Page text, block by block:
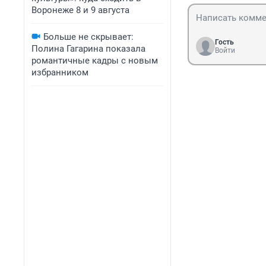
Воронеже 8 и 9 августа
Больше не скрывает:
Полина Гагарина показала
романтичные кадры с новым
избранником
Гость
Войти